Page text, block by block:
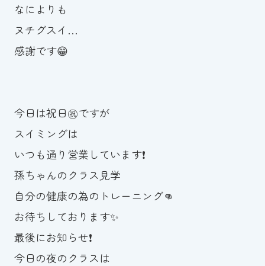
なによりも
ヌチグスイ…
感謝です😁
今日は祝日㊗️ですが
スイミングは
いつも通り営業しています❗️
孫ちゃんのクラス見学
自分の健康の為のトレーニング👊
お待ちしております✨
最後にお知らせ❗️
今日の夜のクラスは